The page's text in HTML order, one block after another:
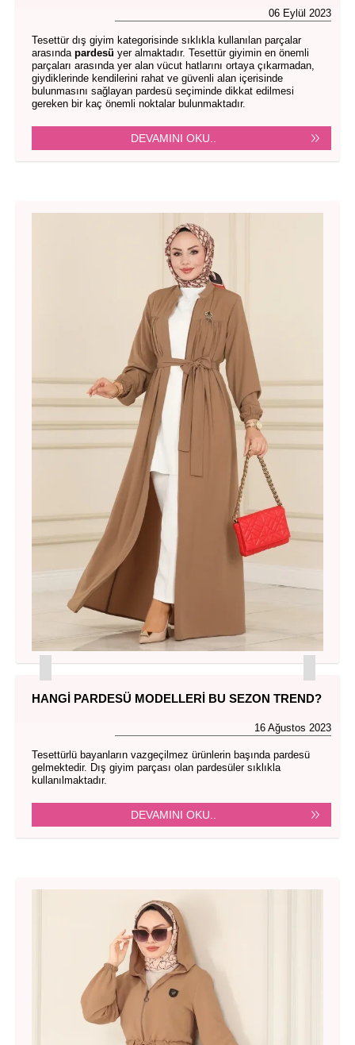
06 Eylül 2023
Tesettür dış giyim kategorisinde sıklıkla kullanılan parçalar
arasında pardesü yer almaktadır. Tesettür giyimin en önemli
parçaları arasında yer alan vücut hatlarını ortaya çıkarmadan,
giydiklerinde kendilerini rahat ve güvenli alan içerisinde
bulunmasını sağlayan pardesü seçiminde dikkat edilmesi
gereken bir kaç önemli noktalar bulunmaktadır.
DEVAMINI OKU..
HANGI PARDESÜ MODELLERI BU SEZON TREND?
16 Ağustos 2023
Tesettürlü bayanların vazgeçilmez ürünlerin başında pardesü
gelmektedir. Dış giyim parçası olan pardesüler sıklıkla
kullanılmaktadır.
DEVAMINI OKU..